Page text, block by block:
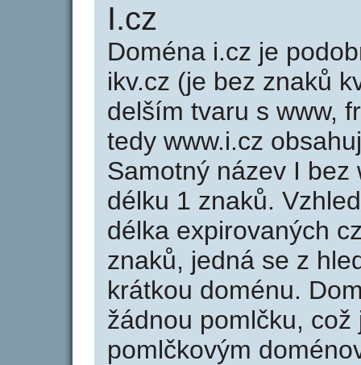
I.cz
Doména i.cz je
ikv.cz (je bez znaků
delším tvaru s www,
tedy www.i.cz
Samotný název I bez
délku 1 znaků.
délka expirovaných
znaků, jedná se z
krátkou doménu.
žádnou pomlčku,
pomlčkovým